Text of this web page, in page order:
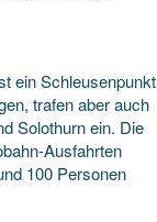
ein Schleusenpunkt
trafen aber auch
Solothurn ein. Die
Ausfahrten
100 Personen